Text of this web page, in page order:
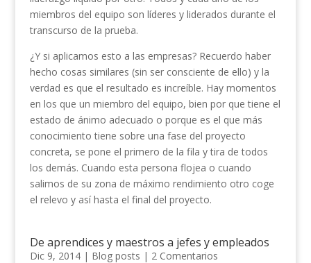
miembros del equipo son líderes y liderados durante el
transcurso de la prueba.
¿Y si aplicamos esto a las empresas? Recuerdo haber
hecho cosas similares (sin ser consciente de ello) y la
verdad es que el resultado es increíble. Hay momentos
en los que un miembro del equipo, bien por que tiene el
estado de ánimo adecuado o porque es el que más
conocimiento tiene sobre una fase del proyecto
concreta, se pone el primero de la fila y tira de todos
los demás. Cuando esta persona flojea o cuando
salimos de su zona de máximo rendimiento otro coge
el relevo y así hasta el final del proyecto.
De aprendices y maestros a jefes y empleados
Dic 9, 2014| Blog posts | 2 Comentarios